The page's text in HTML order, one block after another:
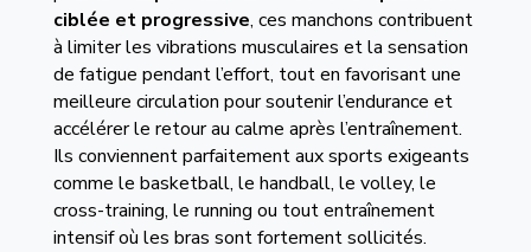
ciblée et progressive, ces manchons contribuent
à limiter les vibrations musculaires et la sensation
de fatigue pendant l’effort, tout en favorisant une
meilleure circulation pour soutenir l’endurance et
accélérer le retour au calme après l’entraînement.
Ils conviennent parfaitement aux sports exigeants
comme le basketball, le handball, le volley, le
cross-training, le running ou tout entraînement
intensif où les bras sont fortement sollicités.